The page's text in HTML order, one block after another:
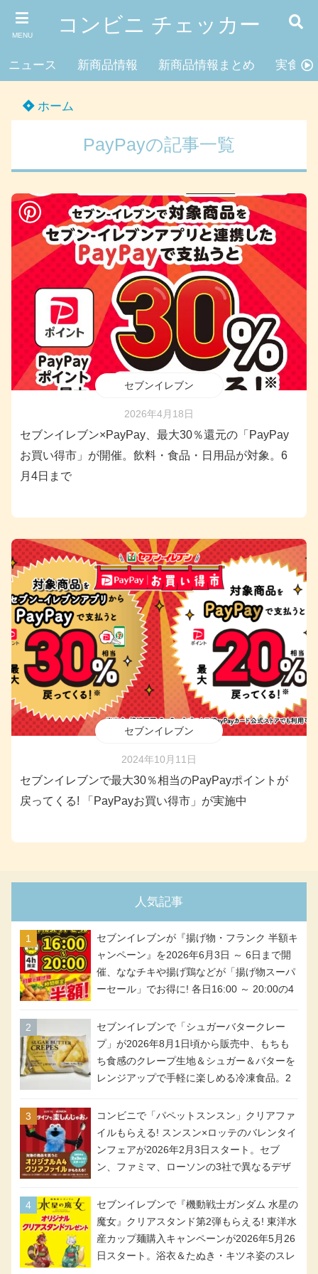
MENU コンビニ チェッカー
ニュース 新商品情報 新商品情報まとめ 実食レ
ホーム
PayPayの記事一覧
セブンイレブン
2026年4月18日
セブンイレブン×PayPay、最大30％還元の「PayPay
お買い得市」が開催。飲料・食品・日用品が対象。6
月4日まで
セブンイレブン
2024年10月11日
セブンイレブンで最大30％相当のPayPayポイントが
戻ってくる! 「PayPayお買い得市」が実施中
人気記事
セブンイレブンが『揚げ物・フランク 半額キ
ャンペーン』を2026年6月3日 ～ 6日まで開
催、ななチキや揚げ鶏などが「揚げ物スーパ
ーセール」でお得に! 各日16:00 ～ 20:00の4
アメリカンドッグが税抜き69円!
セブンイレブンで「シュガーバタークレー
プ」が2026年8月1日頃から販売中、もちも
ち食感のクレープ生地＆シュガー＆バターを
レンジアップで手軽に楽しめる冷凍食品。2
コンビニで「パペットスンスン」クリアファ
イルもらえる! スンスン×ロッテのバレンタイ
ンフェアが2026年2月3日スタート。セブ
ン、ファミマ、ローソンの3社で異なるデザ
セブンイレブンで『機動戦士ガンダム 水星の
魔女』クリアスタンド第2弾もらえる! 東洋水
産カップ麺購入キャンペーンが2026年5月26
日スタート。浴衣＆たぬき・キツネ姿のスレ